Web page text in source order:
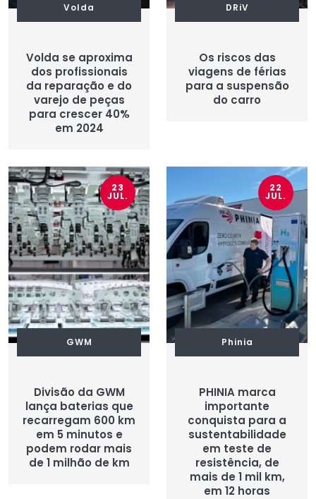
Volda
Volda se aproxima
dos profissionais
da reparação e do
varejo de peças
para crescer 40%
em 2024
DRiV
Os riscos das
viagens de férias
para a suspensão
do carro
23
JUL.
GWM
Divisão da GWM
lança baterias que
recarregam 600 km
em 5 minutos e
podem rodar mais
de 1 milhão de km
22
JUL.
Phinia
PHINIA marca
importante
conquista para a
sustentabilidade
em teste de
resistência, de
mais de 1 mil km,
em 12 horas